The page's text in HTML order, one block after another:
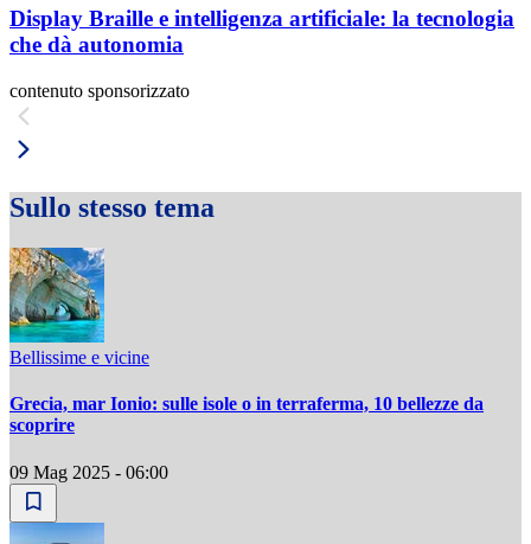
Display Braille e intelligenza artificiale: la tecnologia
che dà autonomia
contenuto sponsorizzato
Sullo stesso tema
Bellissime e vicine
Grecia, mar Ionio: sulle isole o in terraferma, 10 bellezze da
scoprire
09 Mag 2025 - 06:00